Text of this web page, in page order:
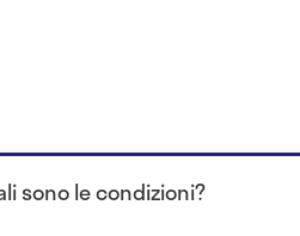
sono le condizioni?